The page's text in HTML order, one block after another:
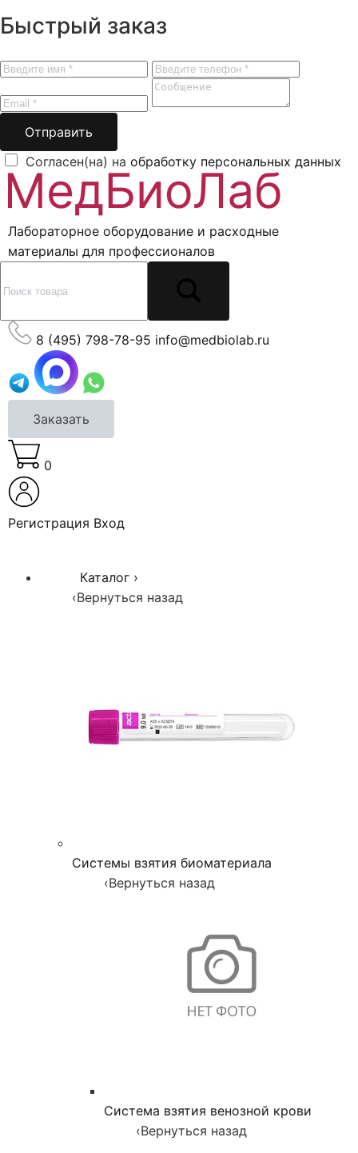
Быстрый заказ
Отправить
Согласен(на) на обработку персональных данных
Лабораторное оборудование и расходные
материалы для профессионалов
8 (495) 798-78-95 info@medbiolab.ru
Заказать
0
Регистрация Вход
Каталог ›
‹Вернуться назад
Системы взятия биоматериала
‹Вернуться назад
Система взятия венозной крови
‹Вернуться назад